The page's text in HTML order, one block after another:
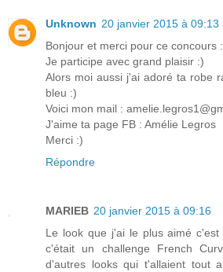
Unknown 20 janvier 2015 à 09:13
Bonjour et merci pour ce concours
Je participe avec grand plaisir :)
Alors moi aussi j'ai adoré ta robe
bleu :)
Voici mon mail :
J'aime ta page FB : Amélie Legros
Merci :)
Répondre
MARIEB 20 janvier 2015 à 09:16
Le look que j'ai le plus aimé
c'était un challenge French
d'autres looks qui t'allaient tout